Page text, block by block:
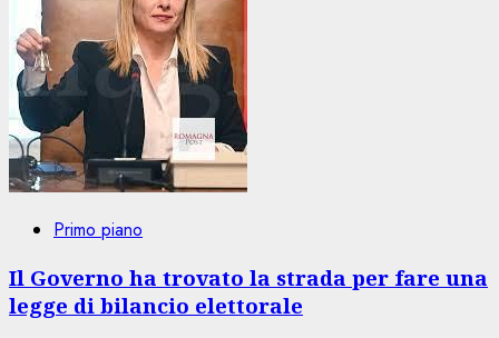
Primo piano
Il Governo ha trovato la strada per fare una
legge di bilancio elettorale